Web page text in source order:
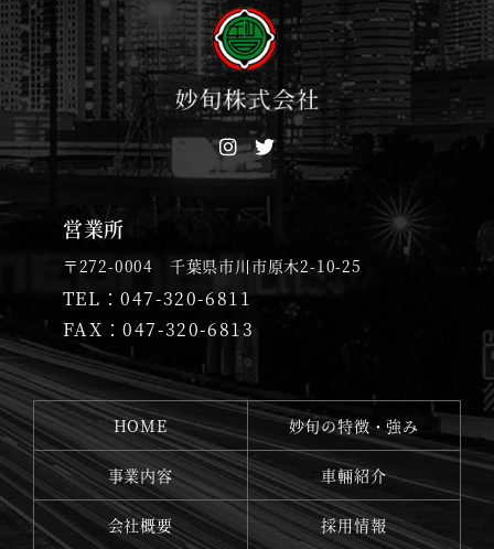
営業所
〒272-0004 千葉県市川市原木2-10-25
TEL：047-320-6811
FAX：047-320-6813
HOME 妙旬の特徴・強み
事業内容 車輛紹介
会社概要 採用情報